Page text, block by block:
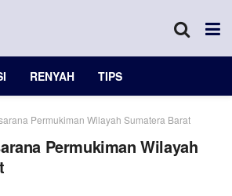
RENYAH TIPS
Permukiman Wilayah Sumatera Barat
Permukiman Wilayah